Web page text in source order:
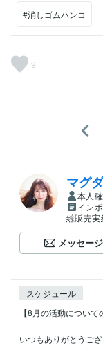
#消しゴムハンコ
9
マグ
本人
イン
総販売実
メッセー
スケジュール
【8月の活動について
いつもありがとうござ